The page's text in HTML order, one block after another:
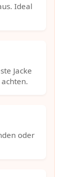
Ideal
Jacke
oder